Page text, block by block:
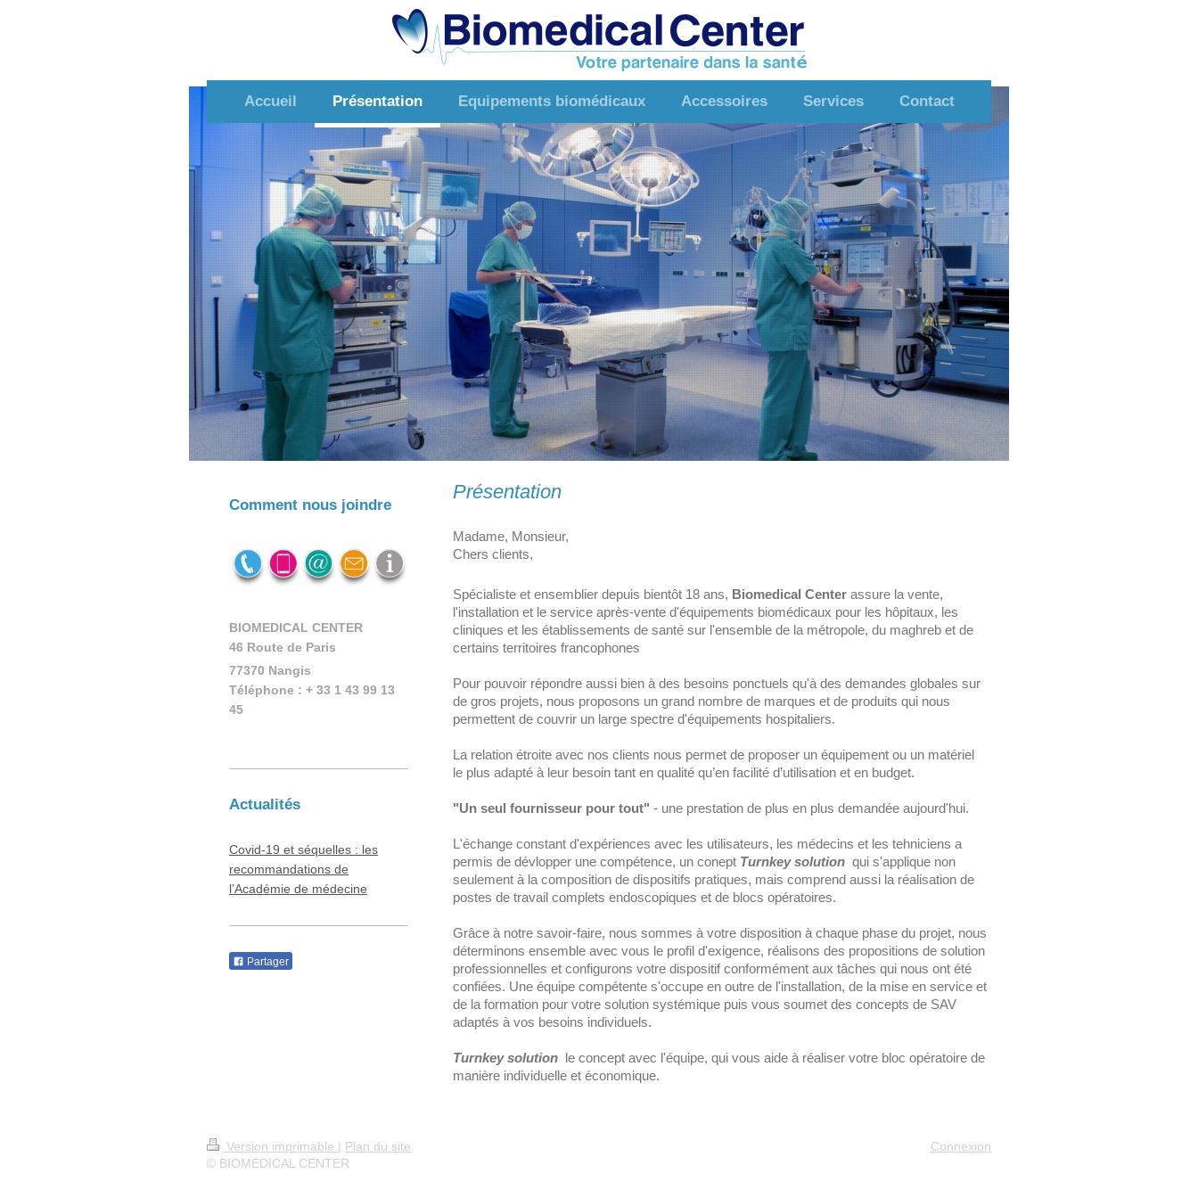
Accueil Présentation Equipements biomédicaux Accessoires Services Contact
Présentation
Madame, Monsieur,
Chers clients,
Spécialiste et ensemblier depuis bientôt 18 ans, Biomedical Centerassure la vente,
l'installation et le service après-vente d'équipements biomédicaux pour les hôpitaux, les
cliniques et les établissements de santé sur l'ensemble de la métropole, du maghreb et de
certains territoires francophones
Pour pouvoir répondre aussi bien à des besoins ponctuels qu'à des demandes globales sur
de gros projets, nous proposons un grand nombre de marques et de produits qui nous
permettent de couvrir un large spectre d'équipements hospitaliers.
La relation étroite avec nos clients nous permet de proposer un équipement ou un matériel
le plus adapté à leur besoin tant en qualité qu’en facilité d’utilisation et en budget.
"Un seul fournisseur pour tout" - une prestation de plus en plus demandée aujourd'hui.
L'échange constant d'expériences avec les utilisateurs, les médecins et les tehniciens a
permis de dévlopper une compétence, un conept Turnkey solution qui s'applique non
seulement à la composition de dispositifs pratiques, mais comprend aussi la réalisation de
postes de travail complets endoscopiques et de blocs opératoires.
Grâce à notre savoir-faire, nous sommes à votre disposition à chaque phase du projet, nous
déterminons ensemble avec vous le profil d'exigence, réalisons des propositions de solution
professionnelles et configurons votre dispositif conformément aux tâches qui nous ont été
confiées. Une équipe compétente s'occupe en outre de l'installation, de la mise en service et
de la formation pour votre solution systémique puis vous soumet des concepts de SAV
adaptés à vos besoins individuels.
Turnkey solutionle concept avec l'équipe, qui vous aide à réaliser votre bloc opératoire de
manière individuelle et économique.
Comment nous joindre
BIOMEDICAL CENTER
46 Route de Paris
77370 Nangis
Téléphone : + 33 1 43 99 13
45
Actualités
Covid-19 et séquelles : les
recommandations de
l’Académie de médecine
Partager
Version imprimable | Plan du site
© BIOMEDICAL CENTER
Connexion